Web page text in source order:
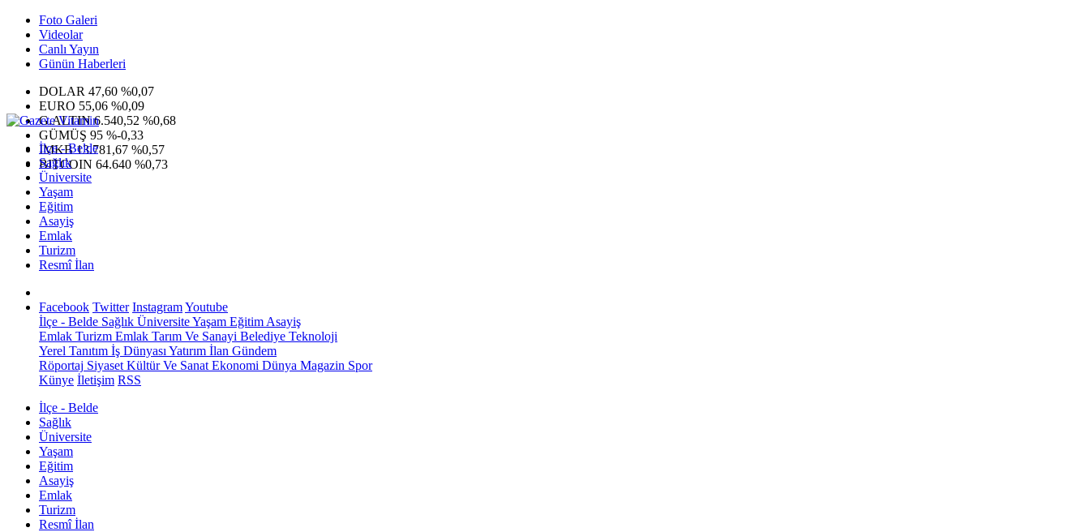
Foto Galeri
Videolar
Canlı Yayın
Günün Haberleri
DOLAR 47,60 %0,07
EURO 55,06 %0,09
G.ALTIN6.540,52 %0,68
GÜMÜŞ 95 %-0,33
IMKB13.781,67 %0,57
BITCOIN 64.640 %0,73
İlçe - Belde
Sağlık
Üniversite
Yaşam
Eğitim
Asayiş
Emlak
Turizm
Resmî İlan
Facebook Twitter InstagramYoutube
İlçe - Belde Sağlık ÜniversiteYaşam Eğitim Asayiş
Emlak Turizm Emlak Tarım Ve Sanayi Belediye Teknoloji
Yerel Tanıtım İş Dünyası Yatırım İlan Gündem
Röportaj Siyaset Kültür Ve Sanat Ekonomi Dünya Magazin Spor
Künye İletişim RSS
İlçe - Belde
Sağlık
Üniversite
Yaşam
Eğitim
Asayiş
Emlak
Turizm
Resmî İlan